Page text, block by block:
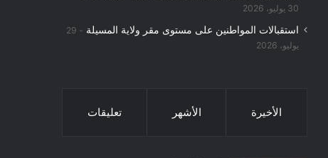
30 يوليو، 2026
استقبالات المواطنين على مستوى مقر ولاية المسيلة
29
يوليو، 2026
الأخيرة الأشهر تعليقات